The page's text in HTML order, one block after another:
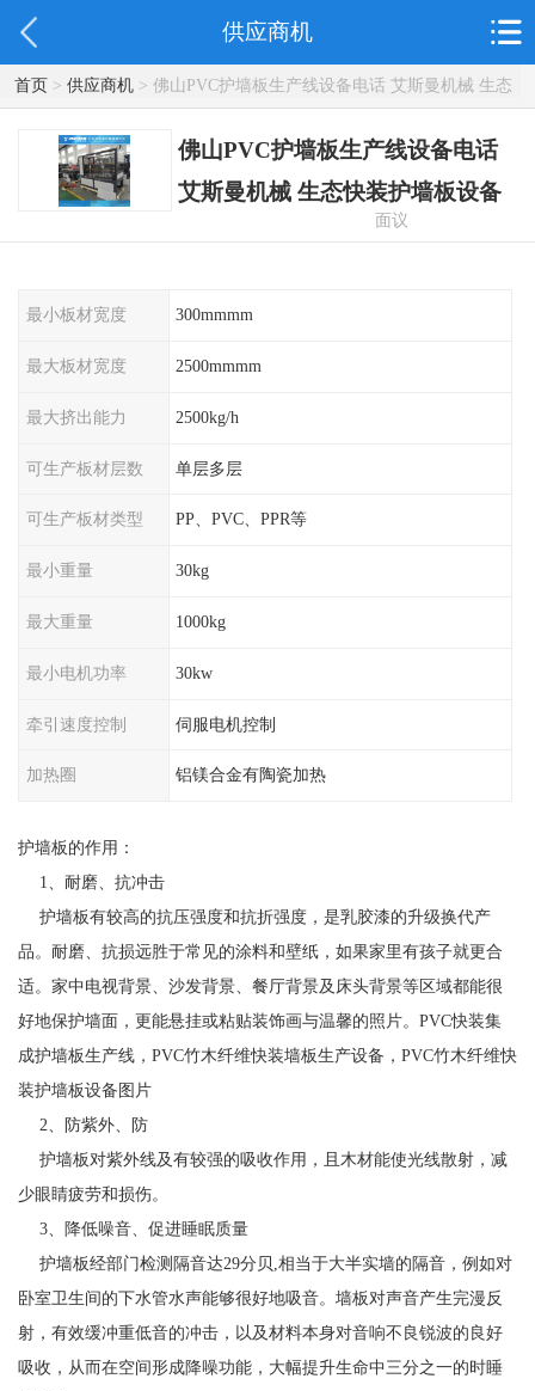
供应商机
首页> 供应商机> 佛山PVC护墙板生产线设备电话 艾斯曼机械 生态
快装护墙板设备
佛山PVC护墙板生产线设备电话
艾斯曼机械 生态快装护墙板设备
面议
最小板材宽度 300mmmm
最大板材宽度 2500mmmm
最大挤出能力 2500kg/h
可生产板材层数 单层多层
可生产板材类型 PP、PVC、PPR等
最小重量 30kg
最大重量 1000kg
最小电机功率 30kw
牵引速度控制 伺服电机控制
加热圈 铝镁合金有陶瓷加热
护墙板的作用：
1、耐磨、抗冲击
护墙板有较高的抗压强度和抗折强度，是乳胶漆的升级换代产
品。耐磨、抗损远胜于常见的涂料和壁纸，如果家里有孩子就更合
适。家中电视背景、沙发背景、餐厅背景及床头背景等区域都能很
好地保护墙面，更能悬挂或粘贴装饰画与温馨的照片。PVC快装集
成护墙板生产线，PVC竹木纤维快装墙板生产设备，PVC竹木纤维快
装护墙板设备图片
2、防紫外、防
护墙板对紫外线及有较强的吸收作用，且木材能使光线散射，减
少眼睛疲劳和损伤。
3、降低噪音、促进睡眠质量
护墙板经部门检测隔音达29分贝,相当于大半实墙的隔音，例如对
卧室卫生间的下水管水声能够很好地吸音。墙板对声音产生完漫反
射，有效缓冲重低音的冲击，以及材料本身对音响不良锐波的良好
吸收，从而在空间形成降噪功能，大幅提升生命中三分之一的时睡